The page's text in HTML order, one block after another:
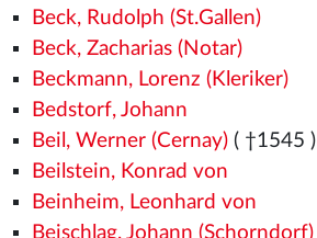
Beck, Rudolph (St.Gallen)
Beck, Zacharias (Notar)
Beckmann, Lorenz (Kleriker)
Bedstorf, Johann
Beil, Werner (Cernay)( †1545 )
Beilstein, Konrad von
Beinheim, Leonhard von
Beischlag, Johann (Schorndorf)